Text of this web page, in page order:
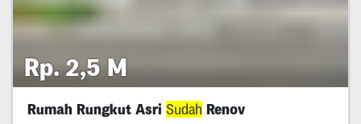
Rp. 2,5 M
Rumah Rungkut Asri Sudah Renov